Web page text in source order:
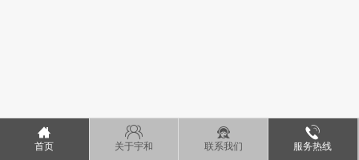
首页 关于宇和 联系我们 服务热线